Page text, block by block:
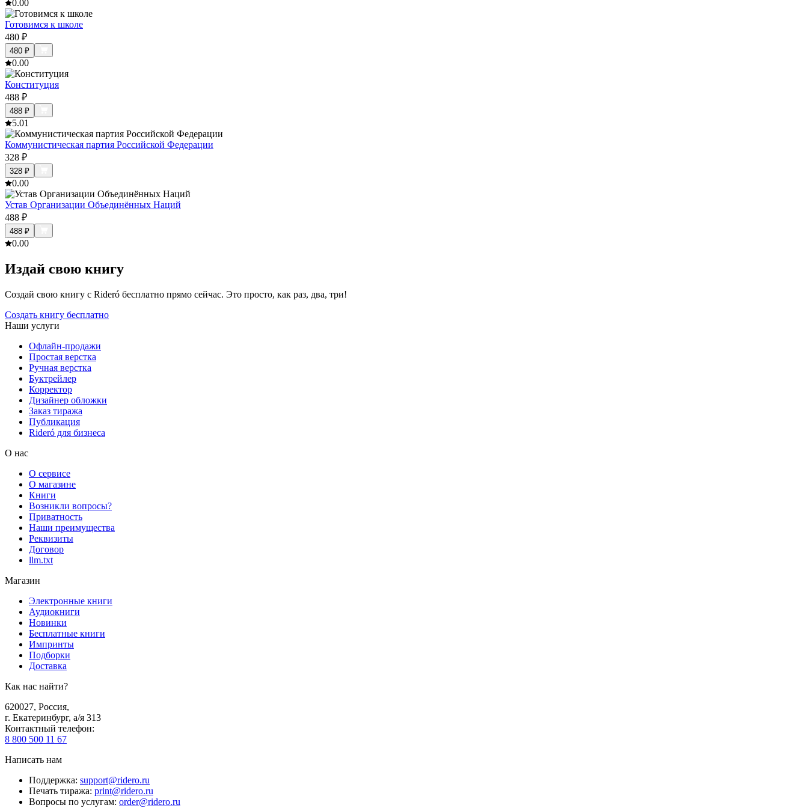
0.00
Готовимся к школе
480 ₽
480 ₽
0.00
Конституция
488 ₽
488 ₽
5.01
Коммунистическая партия Российской Федерации
328 ₽
328 ₽
0.00
Устав Организации Объединённых Наций
488 ₽
488 ₽
0.00
Издай свою книгу
Создай свою книгу с Rideró бесплатно прямо сейчас. Это просто, как раз, два, три!
Создать книгу бесплатно
Наши услуги
Офлайн-продажи
Простая верстка
Ручная верстка
Буктрейлер
Корректор
Дизайнер обложки
Заказ тиража
Публикация
Rideró для бизнеса
О нас
О сервисе
О магазине
Книги
Возникли вопросы?
Приватность
Наши преимущества
Реквизиты
Договор
llm.txt
Магазин
Электронные книги
Аудиокниги
Новинки
Бесплатные книги
Импринты
Подборки
Доставка
Как нас найти?
620027, Россия,
г. Екатеринбург, а/я 313
Контактный телефон:
8 800 500 11 67
Написать нам
Поддержка: support@ridero.ru
Печать тиража: print@ridero.ru
Вопросы по услугам: order@ridero.ru